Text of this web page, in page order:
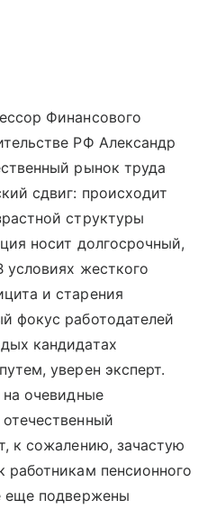
Финансового
РФ Александр
рынок труда
сдвиг: происходит
структуры
носит долгосрочный,
условиях жесткого
и старения
фокус работодателей
кандидатах
уверен эксперт.
очевидные
к сожалению, зачастую
работникам пенсионного
еще подвержены